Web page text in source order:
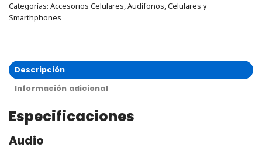
Categorías: Accesorios Celulares,Audífonos,Celulares y
Smarthphones
Descripción
Información adicional
Especificaciones
Audio